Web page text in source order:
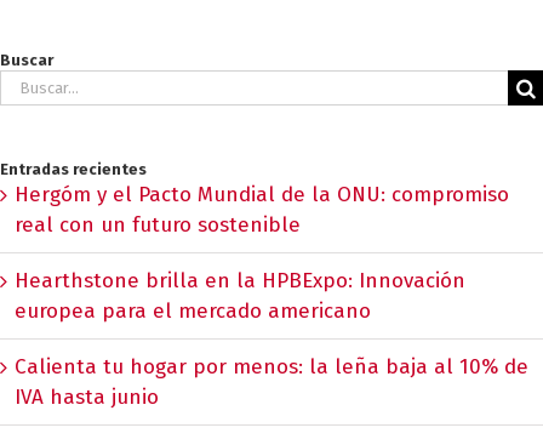
Buscar
Buscar:
Entradas recientes
Hergóm y el Pacto Mundial de la ONU: compromiso
real con un futuro sostenible
Hearthstone brilla en la HPBExpo: Innovación
europea para el mercado americano
Calienta tu hogar por menos: la leña baja al 10% de
IVA hasta junio